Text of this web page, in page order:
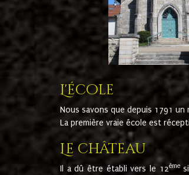
L'école
Nous savons que depuis 1791 un
La première vraie école est
Le château
Il a dû être établi vers le 12ème